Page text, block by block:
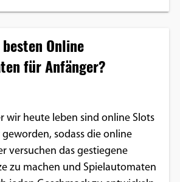
Online
für Anfänger?
wir heute leben sind online Slots
sodass die online
versuchen das gestiegene
zu machen und Spielautomaten